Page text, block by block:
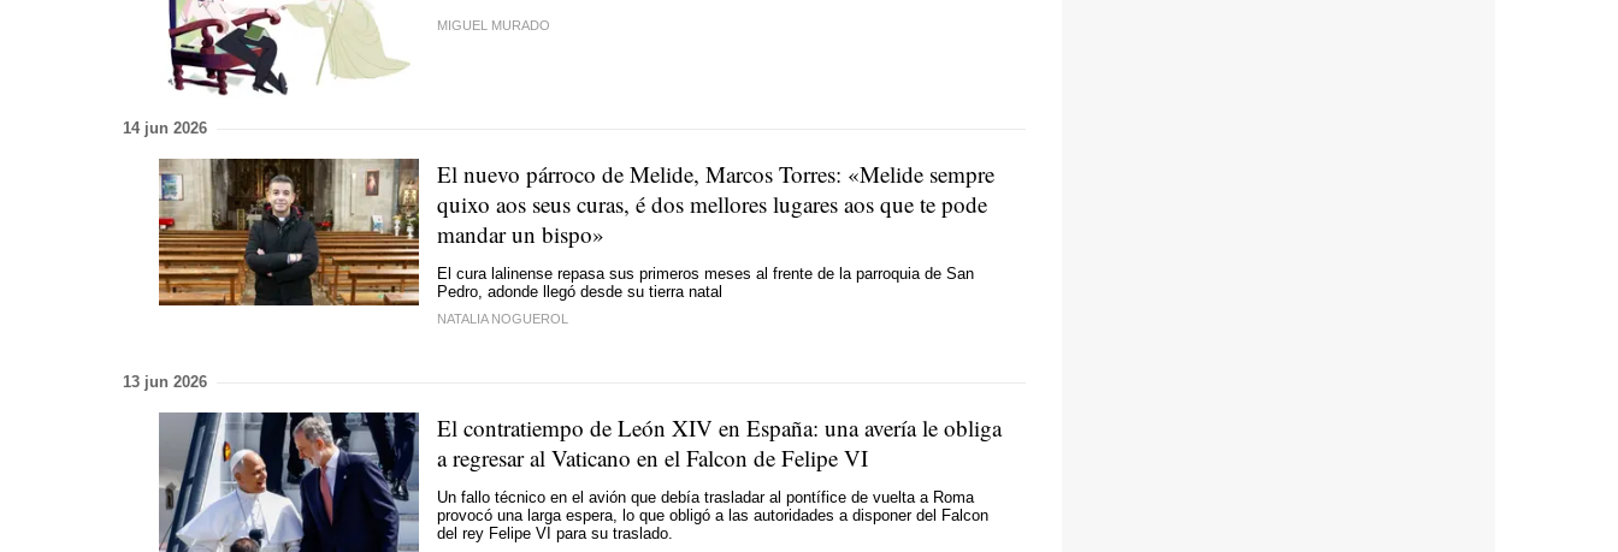
MIGUEL MURADO
14 jun 2026
El nuevo párroco de Melide, Marcos Torres: «Melide sempre
quixo aos seus curas, é dos mellores lugares aos que te pode
mandar un bispo»
El cura lalinense repasa sus primeros meses al frente de la parroquia de San
Pedro, adonde llegó desde su tierra natal
NATALIA NOGUEROL
13 jun 2026
El contratiempo de León XIV en España: una avería le obliga
a regresar al Vaticano en el Falcon de Felipe VI
Un fallo técnico en el avión que debía trasladar al pontífice de vuelta a Roma
provocó una larga espera, lo que obligó a las autoridades a disponer del Falcon
del rey Felipe VI para su traslado.